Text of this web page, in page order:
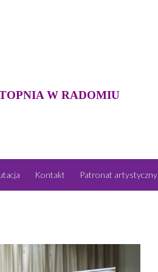
W RADOMIU
Kontakt Patronat artystyczny